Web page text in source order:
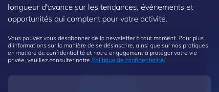
longueur d'avance sur les tendances, événements et
opportunités qui comptent pour votre activité.
Vous pouvez vous désabonner de la newsletter à tout moment. Pour plus
d'informations sur la manière de se désinscrire, ainsi que sur nos pratiques
en matière de confidentialité et notre engagement à protéger votre vie
privée, veuillez consulter notre Politique de confidentialité.